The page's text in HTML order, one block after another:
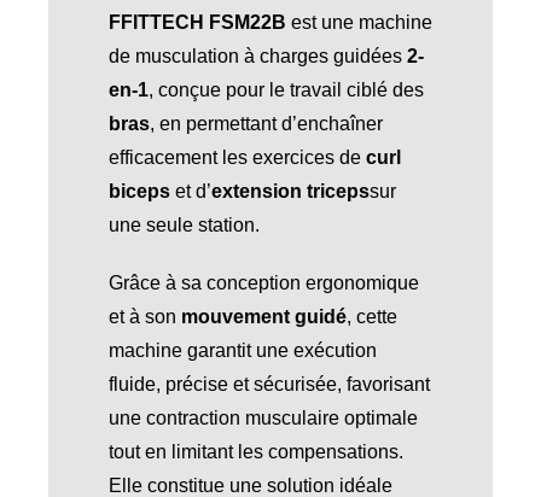
FFITTECH FSM22B est une machine
de musculation à charges guidées 2-
en-1, conçue pour le travail ciblé des
bras, en permettant d’enchaîner
efficacement les exercices de curl
bicepset d’extension tricepssur
une seule station.
Grâce à sa conception ergonomique
et à son mouvement guidé, cette
machine garantit une exécution
fluide, précise et sécurisée, favorisant
une contraction musculaire optimale
tout en limitant les compensations.
Elle constitue une solution idéale